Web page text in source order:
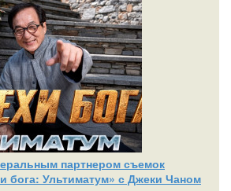
партнером съемок
бога: Ультиматум» с Джеки Чаном